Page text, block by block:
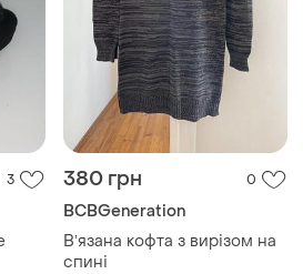
3 380 грн 0
BCBGeneration
Вʼязана кофта з вирізом на
спині